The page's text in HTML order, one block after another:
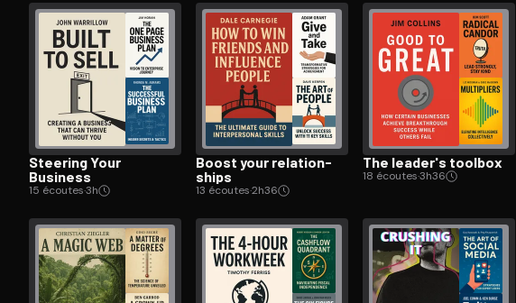
Steering Your
Business
15 écoutes·3h
Boost your re­la­tion­
ships
13 écoutes·2h36
The leader's toolbox
18 écoutes·3h36